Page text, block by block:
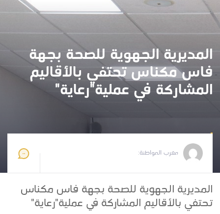
المديرية الجهوية للصحة بجهة
فاس مكناس تحتفي بالأقاليم
المشاركة في عملية"رعاية"
مغرب المواطنة:
المديرية الجهوية للصحة بجهة فاس مكناس
تحتفي بالأقاليم المشاركة في عملية"رعاية"